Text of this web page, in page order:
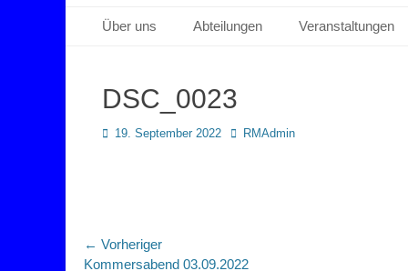
Primäres Menü
Zum
Inhalt
Über uns Abteilungen Veranstaltungen
DSC_0023
Posted
19. September 2022 AutorRMAdmin
Beitragsnavigation
← Vorheriger
Vorheriger
Kommersabend 03.09.2022